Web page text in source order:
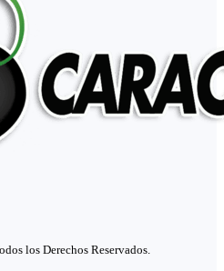
los Derechos Reservados.